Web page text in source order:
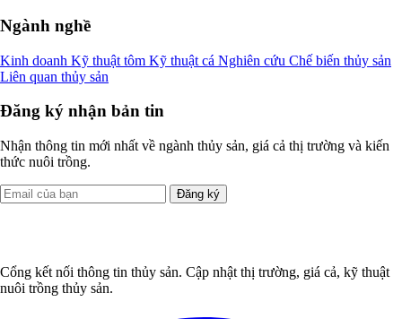
Ngành nghề
Kinh doanh Kỹ thuật tôm Kỹ thuật cá Nghiên cứu Chế biến thủy sản
Liên quan thủy sản
Đăng ký nhận bản tin
Nhận thông tin mới nhất về ngành thủy sản, giá cả thị trường và kiến
thức nuôi trồng.
Đăng ký
Cổng kết nối thông tin thủy sản. Cập nhật thị trường, giá cả, kỹ thuật
nuôi trồng thủy sản.